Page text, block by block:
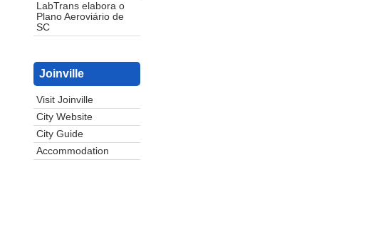
LabTrans elabora o
Plano Aeroviário de
SC
Joinville
Visit Joinville
City Website
City Guide
Accommodation